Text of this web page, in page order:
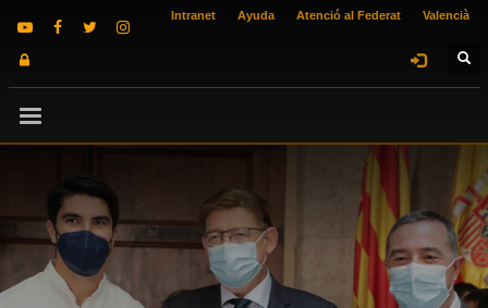
Intranet Ayuda Atenció al Federat Valencià